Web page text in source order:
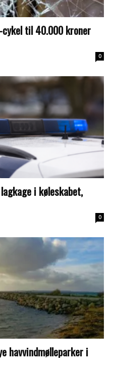
cykel til 40.000 kroner
0
i køleskabet,
0
havvindmølleparker i